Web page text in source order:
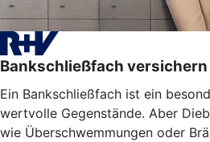
Bankschließfach versichern
Ein Bankschließfach ist ein
wertvolle Gegenstände. Aber
wie Überschwemmungen oder